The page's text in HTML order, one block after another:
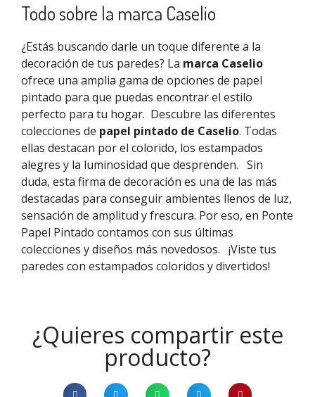
Todo sobre la marca Caselio
¿Estás buscando darle un toque diferente a la
decoración de tus paredes? La marca Caselio
ofrece una amplia gama de opciones de papel
pintado para que puedas encontrar el estilo
perfecto para tu hogar. Descubre las diferentes
colecciones de papel pintado de Caselio. Todas
ellas destacan por el colorido, los estampados
alegres y la luminosidad que desprenden. Sin
duda, esta firma de decoración es una de las más
destacadas para conseguir ambientes llenos de luz,
sensación de amplitud y frescura. Por eso, en Ponte
Papel Pintado contamos con sus últimas
colecciones y diseños más novedosos. ¡Viste tus
paredes con estampados coloridos y divertidos!
¿Quieres compartir este
producto?